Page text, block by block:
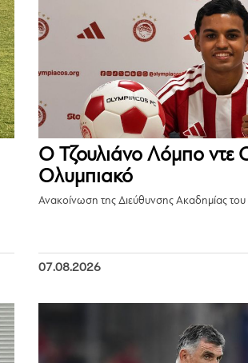
Ο Τζουλιάνο Λόμπο ντε
Ολυμπιακό
Ανακοίνωση της Διεύθυνσης Ακαδημίας
07.08.2026